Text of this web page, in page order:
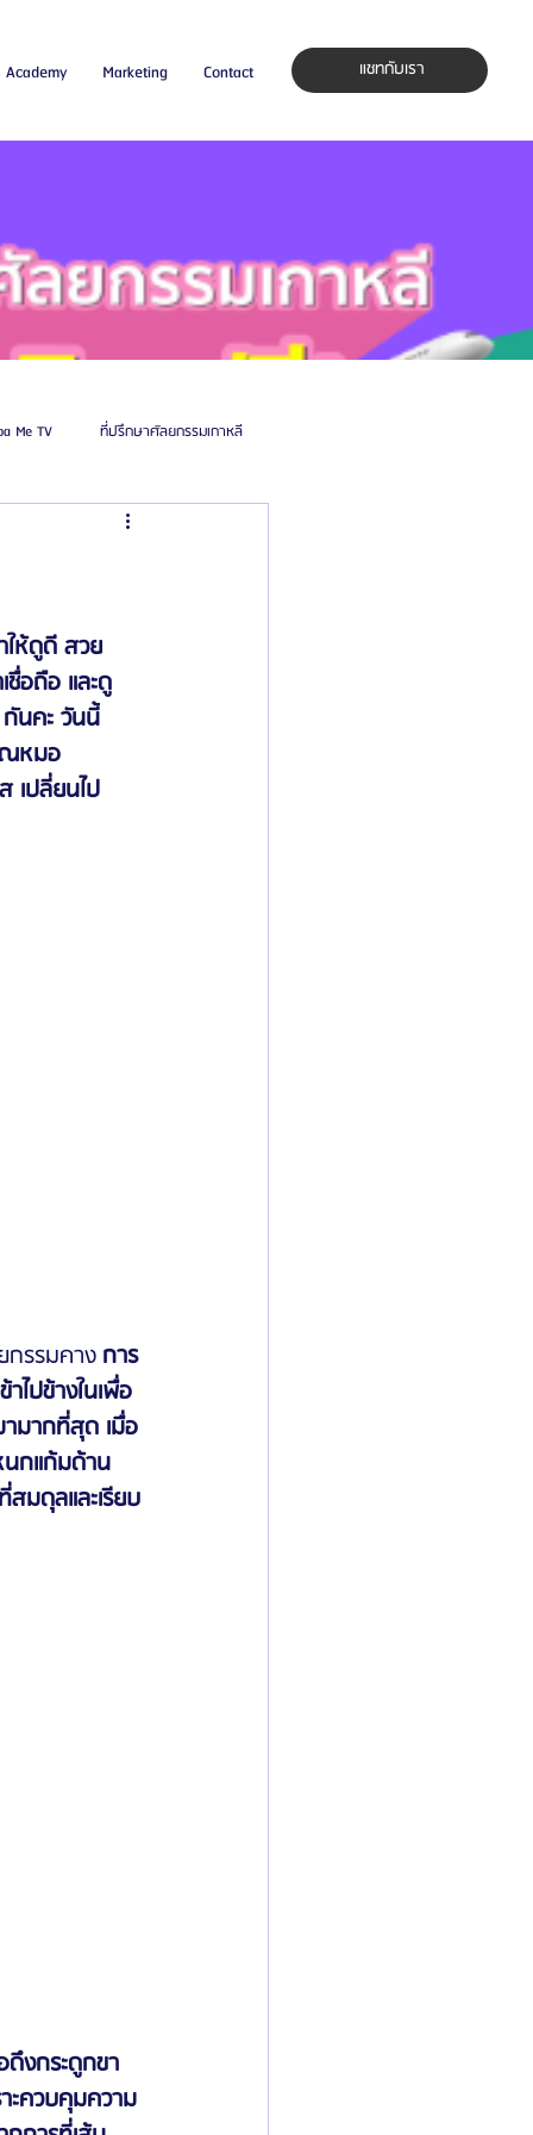
Academy Marketing Contact แชทกับเรา
Me TV ที่ปรึกษาศัลยกรรมเกาหลี
ศัลยแพทย์ ประเทศเกาหลี
Consultant
ให้ดูดี สวย
อถือ และดู
กันคะ วันนี้
ณหมอ
เปลี่ยนไป
กรรมคาง การ
ไปข้างในเพื่อ
มากที่สุด เมื่อ
นกแก้มด้าน
มดุลและเรียบ
ดึงกระดูกขา
ะควบคุมความ